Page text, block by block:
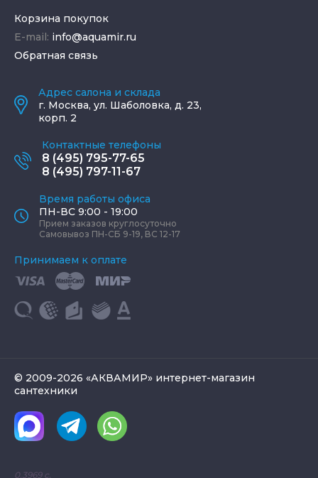
Корзина покупок
E-mail: info@aquamir.ru
Обратная связь
Адрес салона и склада
г. Москва, ул. Шаболовка, д. 23,
корп. 2
Контактные телефоны
8 (495) 795-77-65
8 (495) 797-11-67
Время работы офиса
ПН-ВС 9:00 - 19:00
Прием заказов круглосуточно
Самовывоз ПН-СБ 9-19, ВС 12-17
Принимаем к оплате
© 2009-2026 «АКВАМИР» интернет-магазин
сантехники
0.3969 с.